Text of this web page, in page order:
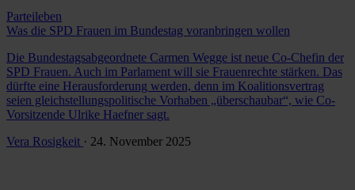
Parteileben
Was die SPD Frauen im Bundestag voranbringen wollen
Die Bundestagsabgeordnete Carmen Wegge ist neue Co-Chefin der
SPD Frauen. Auch im Parlament will sie Frauenrechte stärken. Das
dürfte eine Herausforderung werden, denn im Koalitionsvertrag
seien gleichstellungspolitische Vorhaben „überschaubar“, wie Co-
Vorsitzende Ulrike Haefner sagt.
Vera Rosigkeit · 24. November 2025